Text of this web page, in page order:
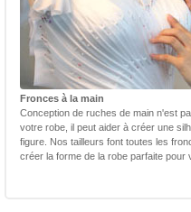
Fronces à la main
Conception de ruches de main n'est
votre robe, il peut aider à créer une
figure. Nos tailleurs font toutes les
créer la forme de la robe parfaite pour